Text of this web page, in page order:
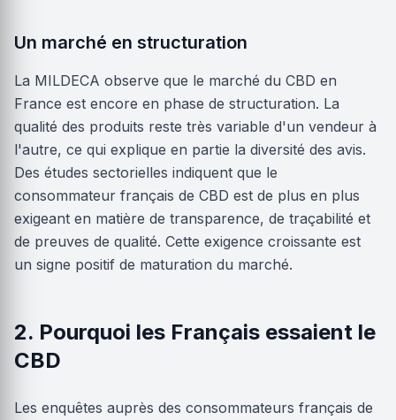
Un marché en structuration
La MILDECA observe que le marché du CBD en
France est encore en phase de structuration. La
qualité des produits reste très variable d'un vendeur à
l'autre, ce qui explique en partie la diversité des avis.
Des études sectorielles indiquent que le
consommateur français de CBD est de plus en plus
exigeant en matière de transparence, de traçabilité et
de preuves de qualité. Cette exigence croissante est
un signe positif de maturation du marché.
2. Pourquoi les Français essaient le
CBD
Les enquêtes auprès des consommateurs français de